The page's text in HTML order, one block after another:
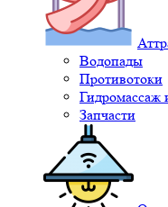
Водопады
Противотоки
Гидромассаж
Запчасти